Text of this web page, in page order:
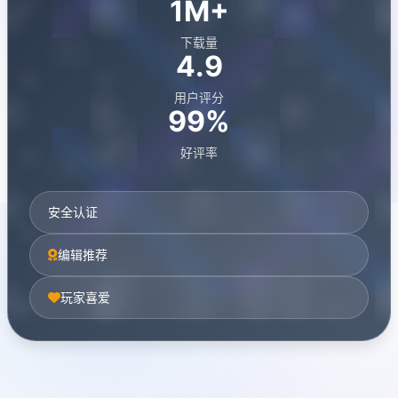
1M+
下载量
4.9
用户评分
99%
好评率
安全认证
编辑推荐
玩家喜爱